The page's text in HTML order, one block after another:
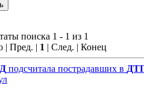
поиска 1 - 1 из 1
| Пред. | 1 | След. | Конец
подсчитала пострадавших в